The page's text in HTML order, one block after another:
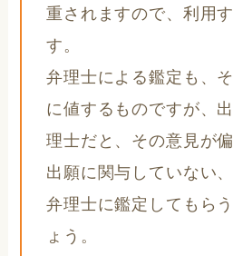
重されますので、利用
す。
弁理士による鑑定も、
に値するものですが、
理士だと、その意見が
出願に関与していない
弁理士に鑑定してもら
ょう。